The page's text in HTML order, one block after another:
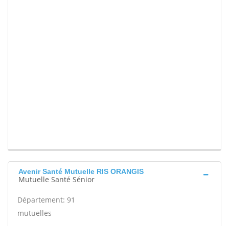
Avenir Santé Mutuelle RIS ORANGIS
Mutuelle Santé Sénior
Département: 91
mutuelles